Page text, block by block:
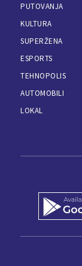
PUTOVANJA
KULTURA
SUPERŽENA
ESPORTS
TEHNOPOLIS
AUTOMOBILI
LOKAL